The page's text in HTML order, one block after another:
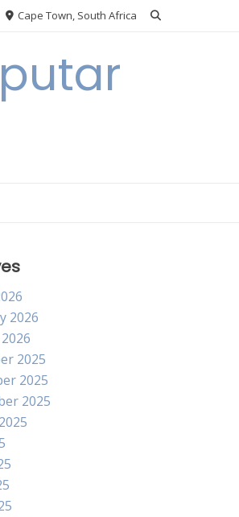
Cape Town, South Africa
2026
2025
2025
2025